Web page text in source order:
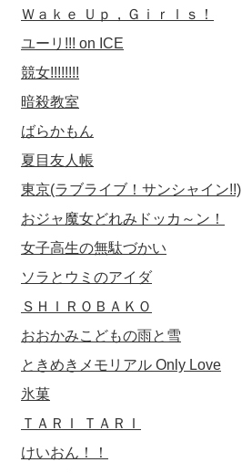
Ｗａｋｅ Ｕｐ，Ｇｉｒｌｓ！
ユーリ!!! on ICE
競女!!!!!!!!
暗殺教室
ばらかもん
夏目友人帳
東京(ラブライブ！サンシャイン!!)
おジャ魔女どれみドッカ～ン！
女子高生の無駄づかい
ソラとウミのアイダ
ＳＨＩＲＯＢＡＫＯ
おおかみこどもの雨と雪
ときめきメモリアル Only Love
氷菓
ＴＡＲＩ ＴＡＲＩ
けいおん！！